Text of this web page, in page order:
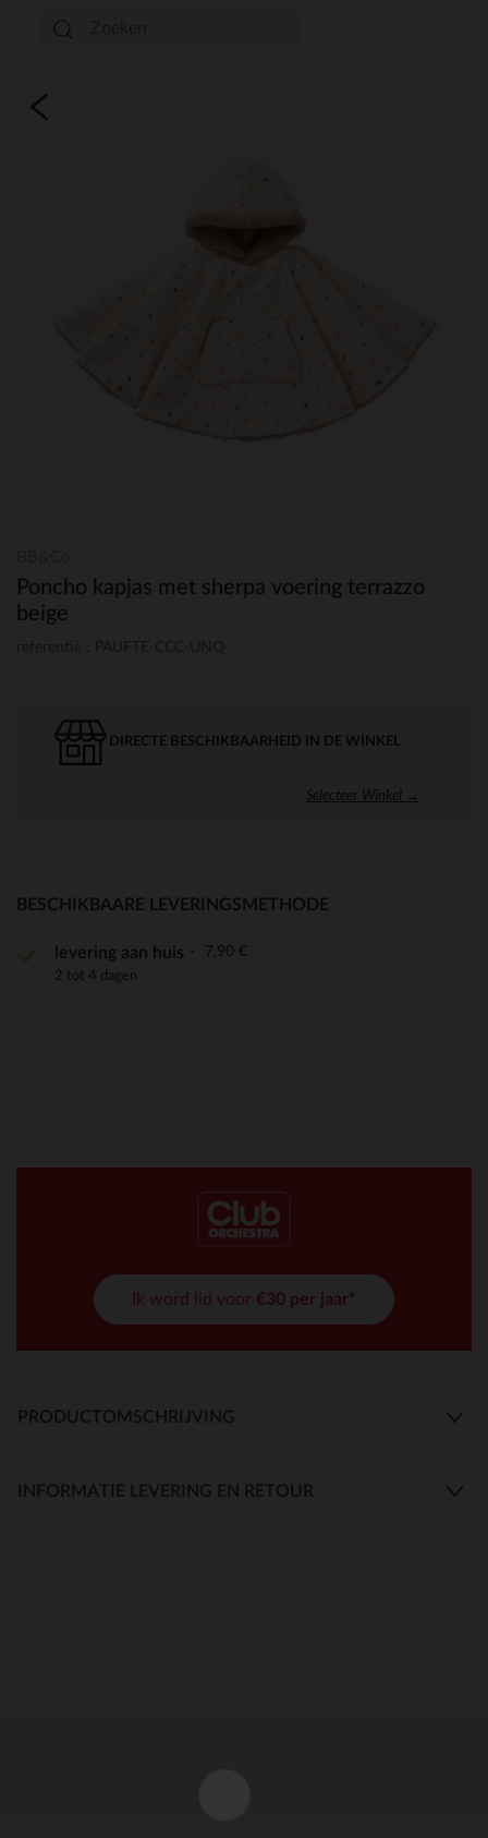
Poncho kapjas met sherpa voering terrazzo
beige
DIRECTE BESCHIKBAARHEID IN DE WINKEL
Selecteer Winkel →
BESCHIKBAARE LEVERINGSMETHODE
levering aan huis 7,90 €
2 tot 4 dagen
Ik word lid voor €30 per jaar*
PRODUCTOMSCHRIJVING
INFORMATIE LEVERING EN RETOUR